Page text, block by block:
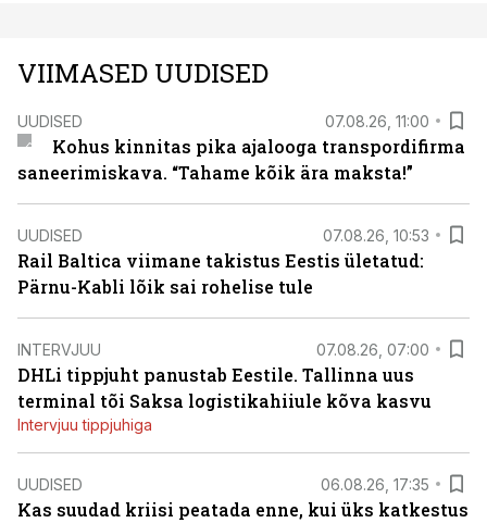
VIIMASED UUDISED
UUDISED 07.08.26, 11:00
Kohus kinnitas pika ajalooga transpordifirma
saneerimiskava. “Tahame kõik ära maksta!”
UUDISED 07.08.26, 10:53
Rail Baltica viimane takistus Eestis ületatud:
Pärnu-Kabli lõik sai rohelise tule
INTERVJUU 07.08.26, 07:00
DHLi tippjuht panustab Eestile. Tallinna uus
terminal tõi Saksa logistikahiiule kõva kasvu
Intervjuu tippjuhiga
UUDISED 06.08.26, 17:35
Kas suudad kriisi peatada enne, kui üks katkestus